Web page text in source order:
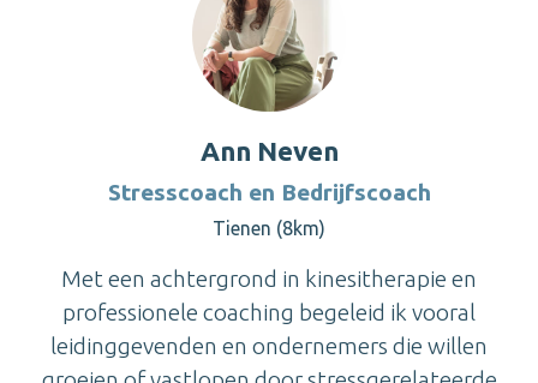
Ann Neven
Stresscoach en Bedrijfscoach
Tienen (8km)
Met een achtergrond in kinesitherapie en
professionele coaching begeleid ik vooral
leidinggevenden en ondernemers die willen